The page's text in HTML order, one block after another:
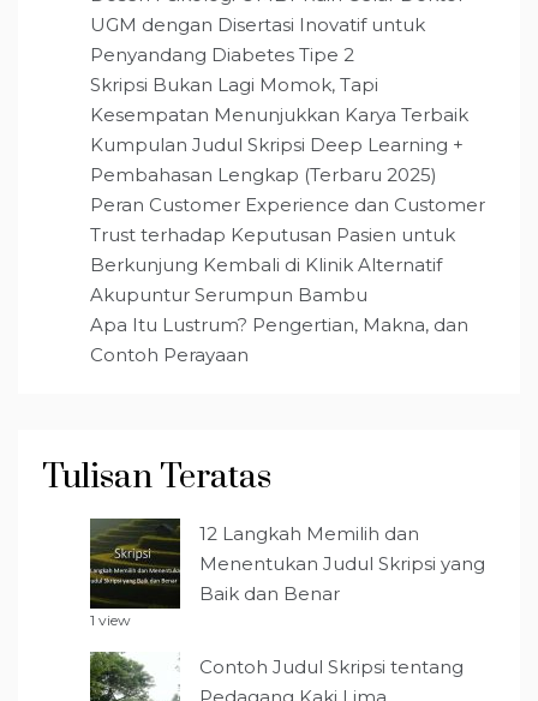
UGM dengan Disertasi Inovatif untuk
Penyandang Diabetes Tipe 2
Skripsi Bukan Lagi Momok, Tapi
Kesempatan Menunjukkan Karya Terbaik
Kumpulan Judul Skripsi Deep Learning +
Pembahasan Lengkap (Terbaru 2025)
Peran Customer Experience dan Customer
Trust terhadap Keputusan Pasien untuk
Berkunjung Kembali di Klinik Alternatif
Akupuntur Serumpun Bambu
Apa Itu Lustrum? Pengertian, Makna, dan
Contoh Perayaan
Tulisan Teratas
12 Langkah Memilih dan
Menentukan Judul Skripsi yang
Baik dan Benar
1 view
Contoh Judul Skripsi tentang